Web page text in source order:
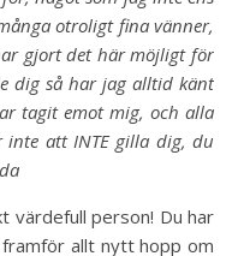
otroligt fina vänner,
gjort det här möjligt för
dig så har jag alltid känt
tagit emot mig, och alla
att INTE gilla dig, du
värdefull person! Du har
allt nytt hopp om